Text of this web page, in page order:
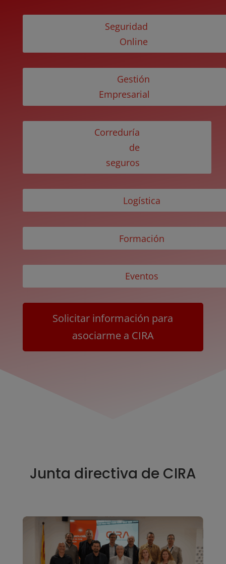
Seguridad
Online
Gestión
Empresarial
Correduría
de
seguros
Logística
Formación
Eventos
Solicitar información para
asociarme a CIRA
Junta directiva de CIRA